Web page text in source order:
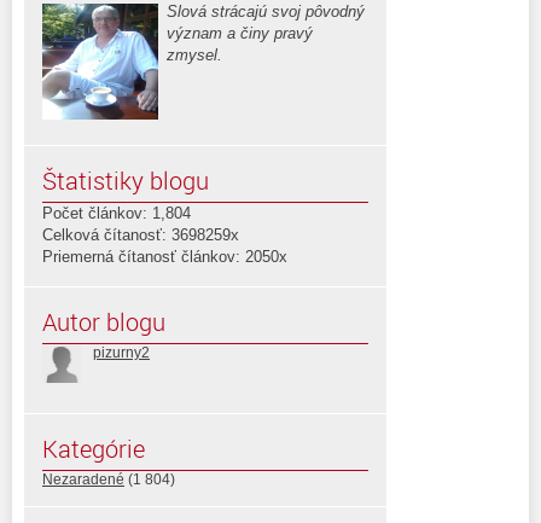
Slová strácajú svoj pôvodný
význam a činy pravý
zmysel.
Štatistiky blogu
Počet článkov: 1,804
Celková čítanosť: 3698259x
Priemerná čítanosť článkov: 2050x
Autor blogu
pizurny2
Kategórie
Nezaradené (1 804)